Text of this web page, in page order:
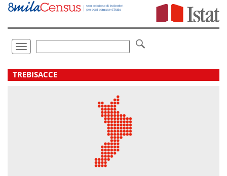
Vai
direttamente
Toggle
navigation
.
TREBISACCE